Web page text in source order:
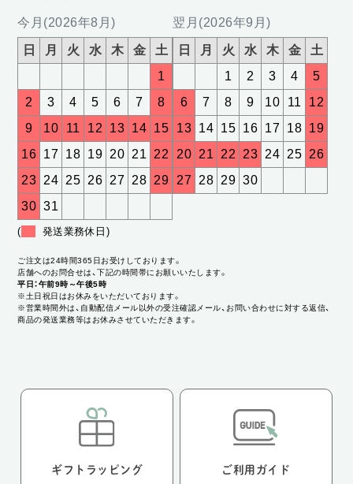
今月(2026年8月)
日 月 火 水 木 金
土
1
2
3 4 5 6 7
8
9
10 11 12 13 14 15
16 17 18 19 20 21
22
23 24 25 26 27 28 29
30 31
翌月(2026年9月)
日 月 火 水 木 金
土
1
2 3 4
5
6
7 8 9 10 11
12
13 14 15 16 17 18 19
20 21 22 23 24 25 26
27 28 29 30
( 発送業務休日)
ご注文は24時間365日お受けしております。
店舗へのお問合せは、下記の時間帯にお願いいたします。
平日：午前9時～午後5時
※土日祝日はお休みをいただいております。
※営業時間外は、自動配信メール以外の受注確認メール、お問い合わせに対する返信、
商品の発送業務等はお休みさせていただきます。
ギフトラッピング ご利用ガイド